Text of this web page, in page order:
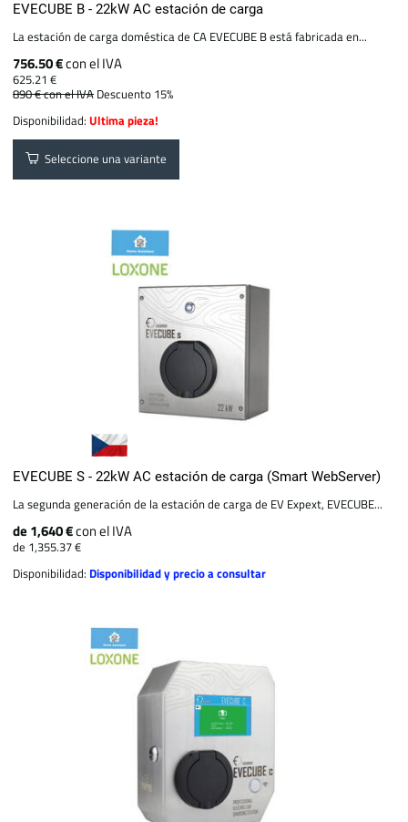
EVECUBE B - 22kW AC estación de carga
La estación de carga doméstica de CA EVECUBE B está fabricada en...
756.50 €con el IVA
625.21 €
890 €con el IVA Descuento 15%
Disponibilidad:Ultima pieza!
Seleccione una variante
EVECUBE S - 22kW AC estación de carga (Smart WebServer)
La segunda generación de la estación de carga de EV Expext, EVECUBE...
de 1,640 €con el IVA
de 1,355.37 €
Disponibilidad: Disponibilidad y precio a consultar